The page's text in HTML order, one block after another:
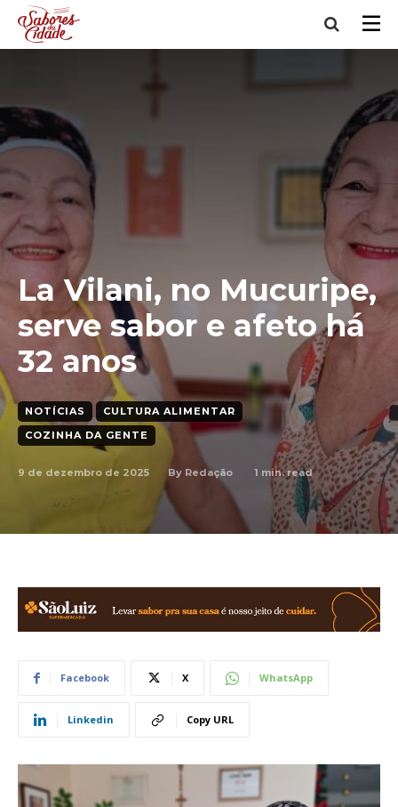
La Vilani, no Mucuripe,
serve sabor e afeto há
32 anos
NOTÍCIAS
CULTURA ALIMENTAR
COZINHA DA GENTE
9 de dezembro de 2025 By Redação 1 min. read
Facebook X WhatsApp
Linkedin Copy URL